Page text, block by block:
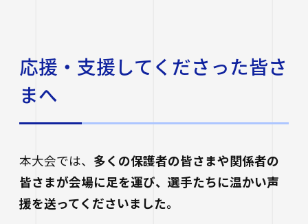
応援・支援してくださった皆さ
まへ
本大会では、 多くの保護者の皆さまや関係者の
皆さまが会場に足を運び、選手たちに温かい声
援を送ってくださいました。